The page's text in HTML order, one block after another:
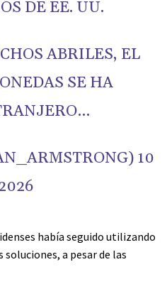
DE EE. UU.
ABRILES, EL
SE HA
10
había seguido utilizando
a pesar de las